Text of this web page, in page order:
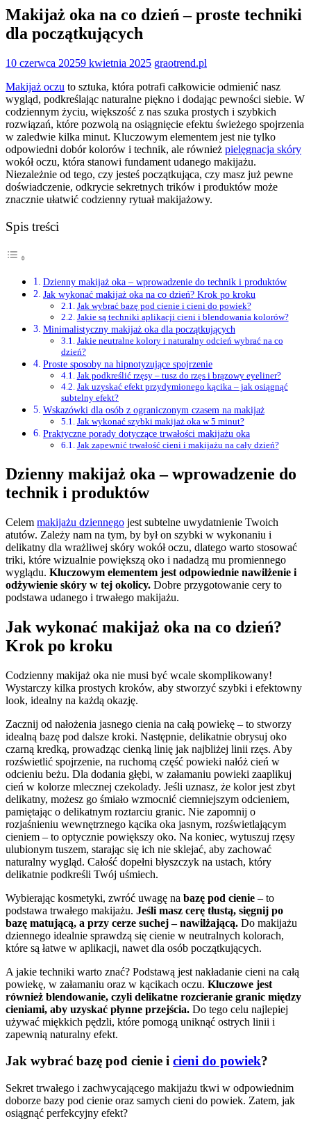
Makijaż oka na co dzień – proste techniki
dla początkujących
10 czerwca 20259 kwietnia 2025 graotrend.pl
Makijaż oczu to sztuka, która potrafi całkowicie odmienić nasz
wygląd, podkreślając naturalne piękno i dodając pewności siebie. W
codziennym życiu, większość z nas szuka prostych i szybkich
rozwiązań, które pozwolą na osiągnięcie efektu świeżego spojrzenia
w zaledwie kilka minut. Kluczowym elementem jest nie tylko
odpowiedni dobór kolorów i technik, ale również pielęgnacja skóry
wokół oczu, która stanowi fundament udanego makijażu.
Niezależnie od tego, czy jesteś początkująca, czy masz już pewne
doświadczenie, odkrycie sekretnych trików i produktów może
znacznie ułatwić codzienny rytuał makijażowy.
Spis treści
Dzienny makijaż oka – wprowadzenie do technik i produktów
Jak wykonać makijaż oka na co dzień? Krok po kroku
Jak wybrać bazę pod cienie i cieni do powiek?
Jakie są techniki aplikacji cieni i blendowania kolorów?
Minimalistyczny makijaż oka dla początkujących
Jakie neutralne kolory i naturalny odcień wybrać na co
dzień?
Proste sposoby na hipnotyzujące spojrzenie
Jak podkreślić rzęsy – tusz do rzęs i brązowy eyeliner?
Jak uzyskać efekt przydymionego kącika – jak osiągnąć
subtelny efekt?
Wskazówki dla osób z ograniczonym czasem na makijaż
Jak wykonać szybki makijaż oka w 5 minut?
Praktyczne porady dotyczące trwałości makijażu oka
Jak zapewnić trwałość cieni i makijażu na cały dzień?
Dzienny makijaż oka – wprowadzenie do
technik i produktów
Celem makijażu dziennego jest subtelne uwydatnienie Twoich
atutów. Zależy nam na tym, by był on szybki w wykonaniu i
delikatny dla wrażliwej skóry wokół oczu, dlatego warto stosować
triki, które wizualnie powiększą oko i nadadzą mu promiennego
wyglądu. Kluczowym elementem jest odpowiednie nawilżenie i
odżywienie skóry w tej okolicy. Dobre przygotowanie cery to
podstawa udanego i trwałego makijażu.
Jak wykonać makijaż oka na co dzień?
Krok po kroku
Codzienny makijaż oka nie musi być wcale skomplikowany!
Wystarczy kilka prostych kroków, aby stworzyć szybki i efektowny
look, idealny na każdą okazję.
Zacznij od nałożenia jasnego cienia na całą powiekę – to stworzy
idealną bazę pod dalsze kroki. Następnie, delikatnie obrysuj oko
czarną kredką, prowadząc cienką linię jak najbliżej linii rzęs. Aby
rozświetlić spojrzenie, na ruchomą część powieki nałóż cień w
odcieniu beżu. Dla dodania głębi, w załamaniu powieki zaaplikuj
cień w kolorze mlecznej czekolady. Jeśli uznasz, że kolor jest zbyt
delikatny, możesz go śmiało wzmocnić ciemniejszym odcieniem,
pamiętając o delikatnym roztarciu granic. Nie zapomnij o
rozjaśnieniu wewnętrznego kącika oka jasnym, rozświetlającym
cieniem – to optycznie powiększy oko. Na koniec, wytuszuj rzęsy
ulubionym tuszem, starając się ich nie sklejać, aby zachować
naturalny wygląd. Całość dopełni błyszczyk na ustach, który
delikatnie podkreśli Twój uśmiech.
Wybierając kosmetyki, zwróć uwagę na bazę pod cienie – to
podstawa trwałego makijażu. Jeśli masz cerę tłustą, sięgnij po
bazę matującą, a przy cerze suchej – nawilżającą. Do makijażu
dziennego idealnie sprawdzą się cienie w neutralnych kolorach,
które są łatwe w aplikacji, nawet dla osób początkujących.
A jakie techniki warto znać? Podstawą jest nakładanie cieni na całą
powiekę, w załamaniu oraz w kącikach oczu. Kluczowe jest
również blendowanie, czyli delikatne rozcieranie granic między
cieniami, aby uzyskać płynne przejścia. Do tego celu najlepiej
używać miękkich pędzli, które pomogą uniknąć ostrych linii i
zapewnią naturalny efekt.
Jak wybrać bazę pod cienie i cieni do powiek?
Sekret trwałego i zachwycającego makijażu tkwi w odpowiednim
doborze bazy pod cienie oraz samych cieni do powiek. Zatem, jak
osiągnąć perfekcyjny efekt?